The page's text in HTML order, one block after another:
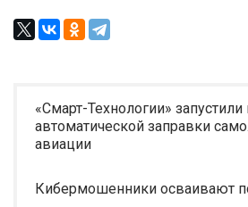
«Смарт-Технологии»
автоматической заправки
авиации
Кибермошенники осваивают